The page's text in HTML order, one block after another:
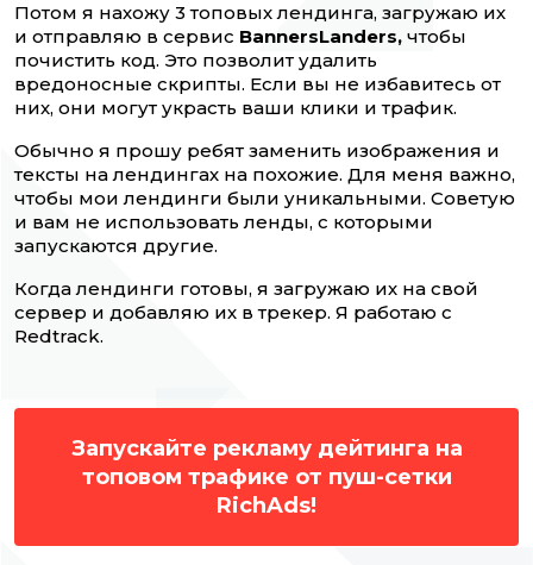
Потом я нахожу 3 топовых лендинга, загружаю их
и отправляю в сервис BannersLanders, чтобы
почистить код. Это позволит удалить
вредоносные скрипты. Если вы не избавитесь от
них, они могут украсть ваши клики и трафик.
Обычно я прошу ребят заменить изображения и
тексты на лендингах на похожие. Для меня важно,
чтобы мои лендинги были уникальными. Советую
и вам не использовать ленды, с которыми
запускаются другие.
Когда лендинги готовы, я загружаю их на свой
сервер и добавляю их в трекер. Я работаю с
Redtrack.
Запускайте рекламу дейтинга на
топовом трафике от пуш-сетки
RichAds!